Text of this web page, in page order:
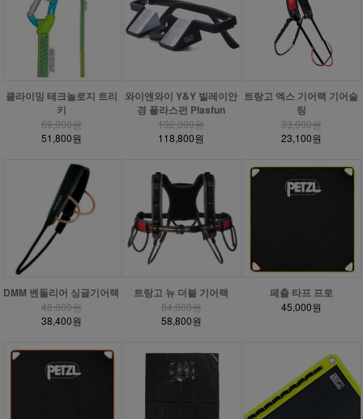
클라이밍 테크놀로지 트리
키
69,000원
51,800원
와이앤와이 Y&Y 빌레이안
경 플라스펀 Plasfun
132,000원
118,800원
트랑고 엑스 기어랙 기어슬
링
33,000원
23,100원
DMM 벤돌리어 싱글기어랙
48,000원
38,400원
트랑고 뉴 더블 기어랙
84,000원
58,800원
페츨 타프 프로
45,000원